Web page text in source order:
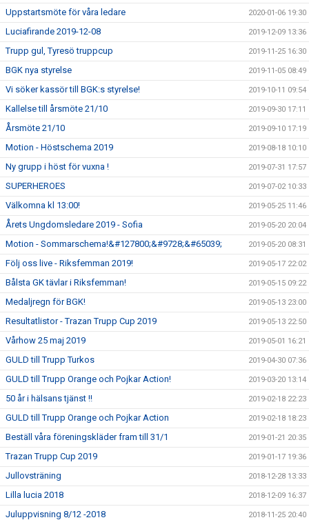
Uppstartsmöte för våra ledare 2020-01-06 19:30
Luciafirande 2019-12-08 2019-12-09 13:36
Trupp gul, Tyresö truppcup 2019-11-25 16:30
BGK nya styrelse 2019-11-05 08:49
Vi söker kassör till BGK:s styrelse! 2019-10-11 09:54
Kallelse till årsmöte 21/10 2019-09-30 17:11
Årsmöte 21/10 2019-09-10 17:19
Motion - Höstschema 2019 2019-08-18 10:10
Ny grupp i höst för vuxna ! 2019-07-31 17:57
SUPERHEROES 2019-07-02 10:33
Välkomna kl 13:00! 2019-05-25 11:46
Årets Ungdomsledare 2019 - Sofia 2019-05-20 20:04
Motion - Sommarschema!&#127800;&#9728;&#65039; 2019-05-20 08:31
Följ oss live - Riksfemman 2019! 2019-05-17 22:02
Bålsta GK tävlar i Riksfemman! 2019-05-15 09:22
Medaljregn för BGK! 2019-05-13 23:00
Resultatlistor - Trazan Trupp Cup 2019 2019-05-13 22:50
Vårhow 25 maj 2019 2019-05-01 16:21
GULD till Trupp Turkos 2019-04-30 07:36
GULD till Trupp Orange och Pojkar Action! 2019-03-20 13:14
50 år i hälsans tjänst !! 2019-02-18 22:23
GULD till Trupp Orange och Pojkar Action 2019-02-18 18:23
Beställ våra föreningskläder fram till 31/1 2019-01-21 20:35
Trazan Trupp Cup 2019 2019-01-17 19:36
Jullovsträning 2018-12-28 13:33
Lilla lucia 2018 2018-12-09 16:37
Juluppvisning 8/12 -2018 2018-11-25 20:40